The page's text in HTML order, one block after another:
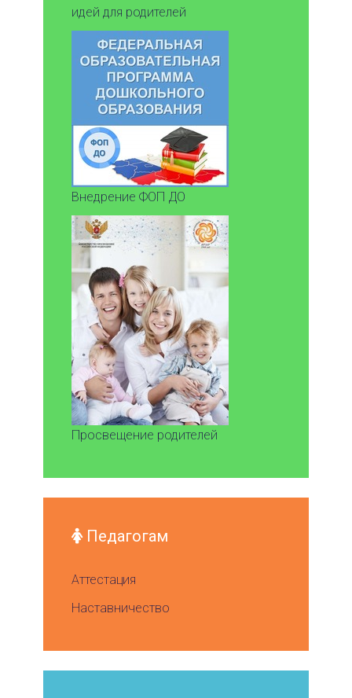
идей для родителей
Внедрение ФОП ДО
Просвещение родителей
Педагогам
Аттестация
Наставничество